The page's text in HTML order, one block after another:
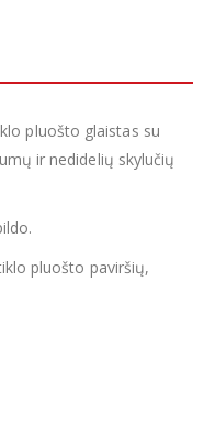
pluošto glaistas su
ir nedidelių skylučių
pluošto paviršių,